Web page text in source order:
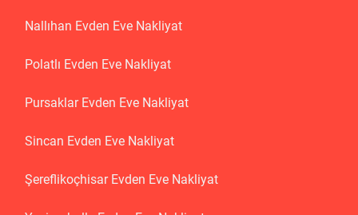
Nallıhan Evden Eve Nakliyat
Polatlı Evden Eve Nakliyat
Pursaklar Evden Eve Nakliyat
Sincan Evden Eve Nakliyat
Şereflikoçhisar Evden Eve Nakliyat